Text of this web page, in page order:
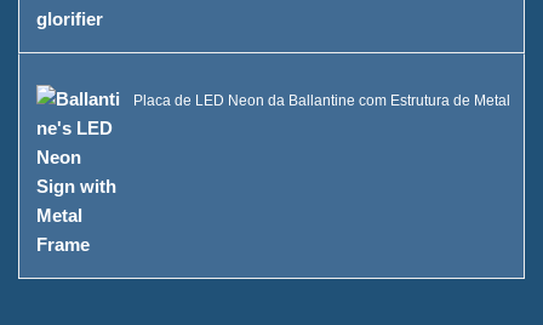
Placa de LED Neon da Ballantine com Estrutura de Metal